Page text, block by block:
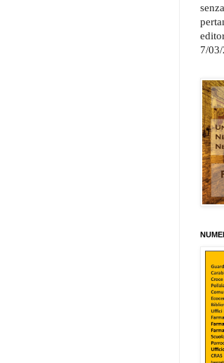
7/